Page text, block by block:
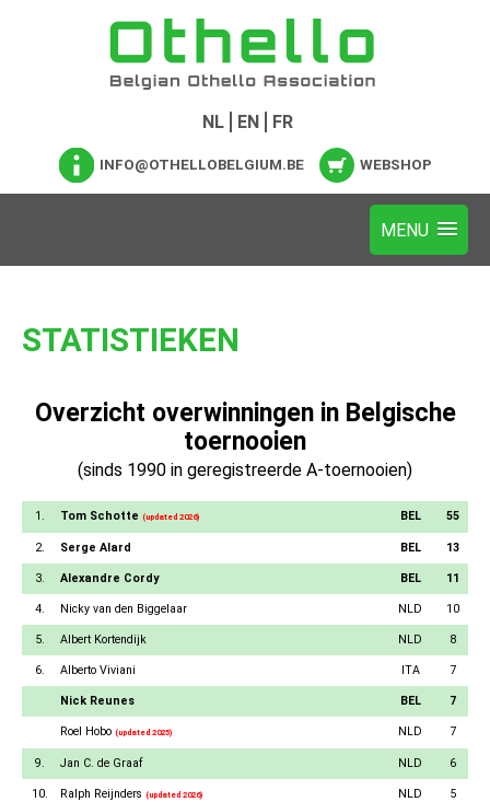
NL EN FR
INFO@OTHELLOBELGIUM.BE WEBSHOP
STATISTIEKEN
Overzicht overwinningen in Belgische
toernooien
(sinds 1990 in geregistreerde A-toernooien)
1. Tom Schotte (updated 2026) BEL 55
2. Serge Alard BEL 13
3. Alexandre Cordy BEL 11
4. Nicky van den Biggelaar NLD 10
5. Albert Kortendijk NLD 8
6. Alberto Viviani ITA 7
Nick Reunes BEL 7
Roel Hobo (updated 2025) NLD 7
9. Jan C. de Graaf NLD 6
10. Ralph Reijnders (updated 2026) NLD 5